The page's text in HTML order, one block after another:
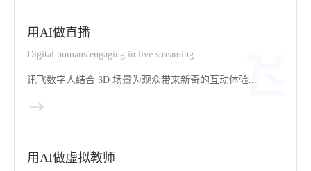
用AI做直播
Digital humans engaging in live streaming
讯飞数字人结合 3D 场景为观众带来新奇的互动体验...
用AI做虚拟教师